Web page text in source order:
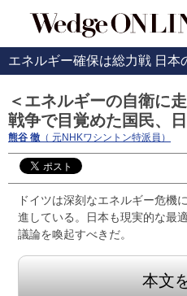
エネルギー確保は総力戦 日本
＜エネルギーの自衛に
戦争で目覚めた国民、
熊谷 徹 （ 元NHKワシントン特派員）
ドイツは深刻なエネルギー危機
進している。日本も現実的な最
議論を喚起すべきだ。
本文